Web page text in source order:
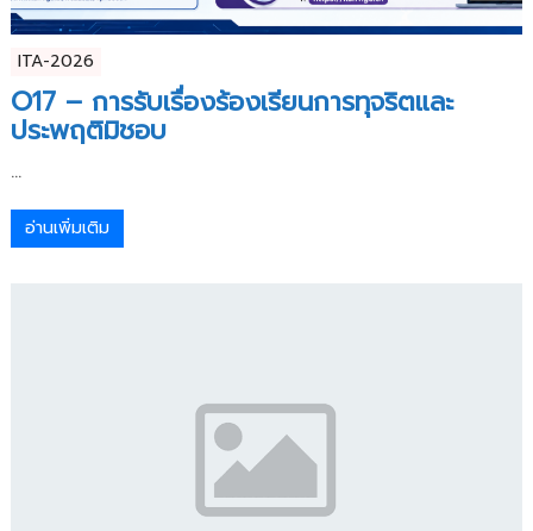
ITA-2026
O17 – การรับเรื่องร้องเรียนการทุจริตและ
ประพฤติมิชอบ
...
อ่านเพิ่มเติม